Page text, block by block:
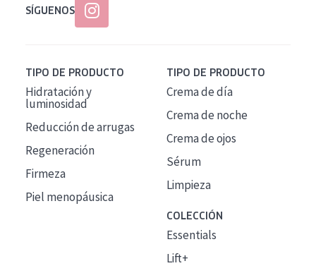
SÍGUENOS
TIPO DE PRODUCTO
Hidratación y
luminosidad
Reducción de arrugas
Regeneración
Firmeza
Piel menopáusica
TIPO DE PRODUCTO
Crema de día
Crema de noche
Crema de ojos
Sérum
Limpieza
COLECCIÓN
Essentials
Lift+